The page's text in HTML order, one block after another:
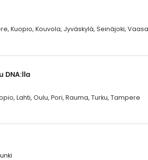
Kuopio, Kouvola, Jyväskylä, Seinäjoki, Vaasa
DNA:lla
Lahti, Oulu, Pori, Rauma, Turku, Tampere